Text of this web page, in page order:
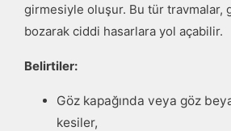
girmesiyle oluşur. Bu tür travmalar,
bozarak ciddi hasarlara yol açabilir.
Belirtiler:
Göz kapağında veya göz
kesiler,